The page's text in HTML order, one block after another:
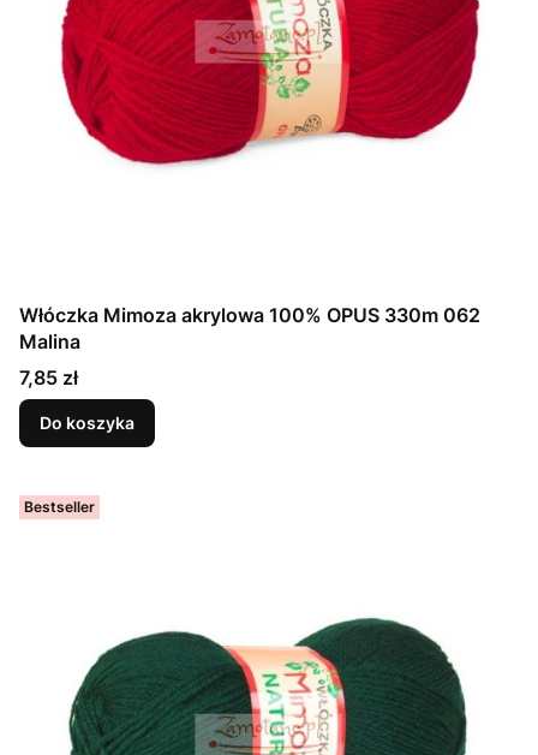
Włóczka Mimoza akrylowa 100% OPUS 330m 062
Malina
Cena
7,85 zł
Do koszyka
Bestseller